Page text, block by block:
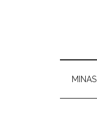
MINAS